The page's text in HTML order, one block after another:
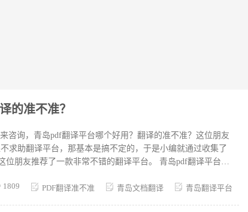
的准不准？
咨询，青岛pdf翻译平台哪个好用？翻译的准不准？这位朋友
求助翻译平台，那基本是搞不定的，于是小编就通过收集了
位朋友推荐了一款非常不错的翻译平台。 青岛pdf翻译平台哪
包含的专业词汇翻译、生僻词汇翻译等，通过平台的AI算法
1809 PDF翻译准不准 青岛文档翻译 青岛翻译平台